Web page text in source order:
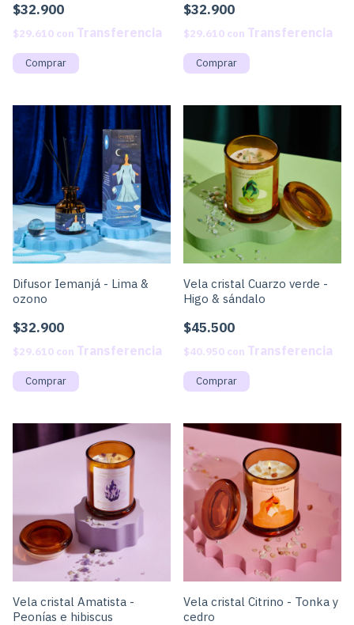
$32.900
$29.610 con
$32.900
$29.610 con
Difusor Iemanjá - Lima &
ozono
$32.900
$29.610 con
Vela cristal Cuarzo verde -
Higo & sándalo
$45.500
$40.950 con
Vela cristal Amatista -
Peonías e hibiscus
Vela cristal Citrino - Tonka y
cedro